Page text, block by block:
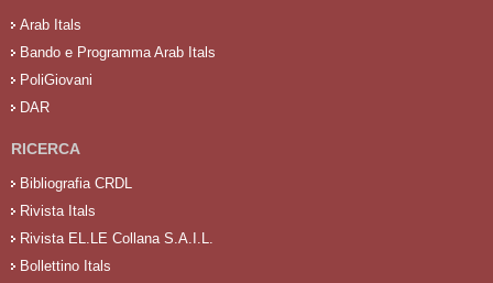
Arab Itals
Bando e Programma Arab Itals
PoliGiovani
DAR
RICERCA
Bibliografia CRDL
Rivista Itals
Rivista EL.LE Collana S.A.I.L.
Bollettino Itals